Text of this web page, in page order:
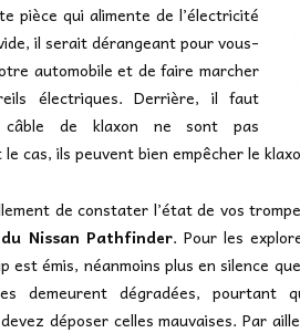
pièce qui alimente de l’électricité
il serait dérangeant pour vous-
automobile et de faire marcher
électriques. Derrière, il faut
câble de klaxon ne sont pas
le cas, ils peuvent bien empêcher le
de constater l’état de vos
Nissan Pathfinder. Pour les
est émis, néanmoins plus en silence
demeurent dégradées, pourtant
déposer celles mauvaises. Par